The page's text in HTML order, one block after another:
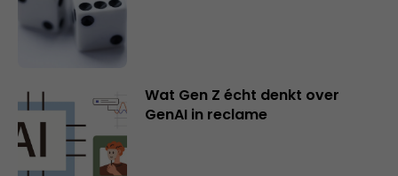
Wat Gen Z écht denkt over
GenAI in reclame